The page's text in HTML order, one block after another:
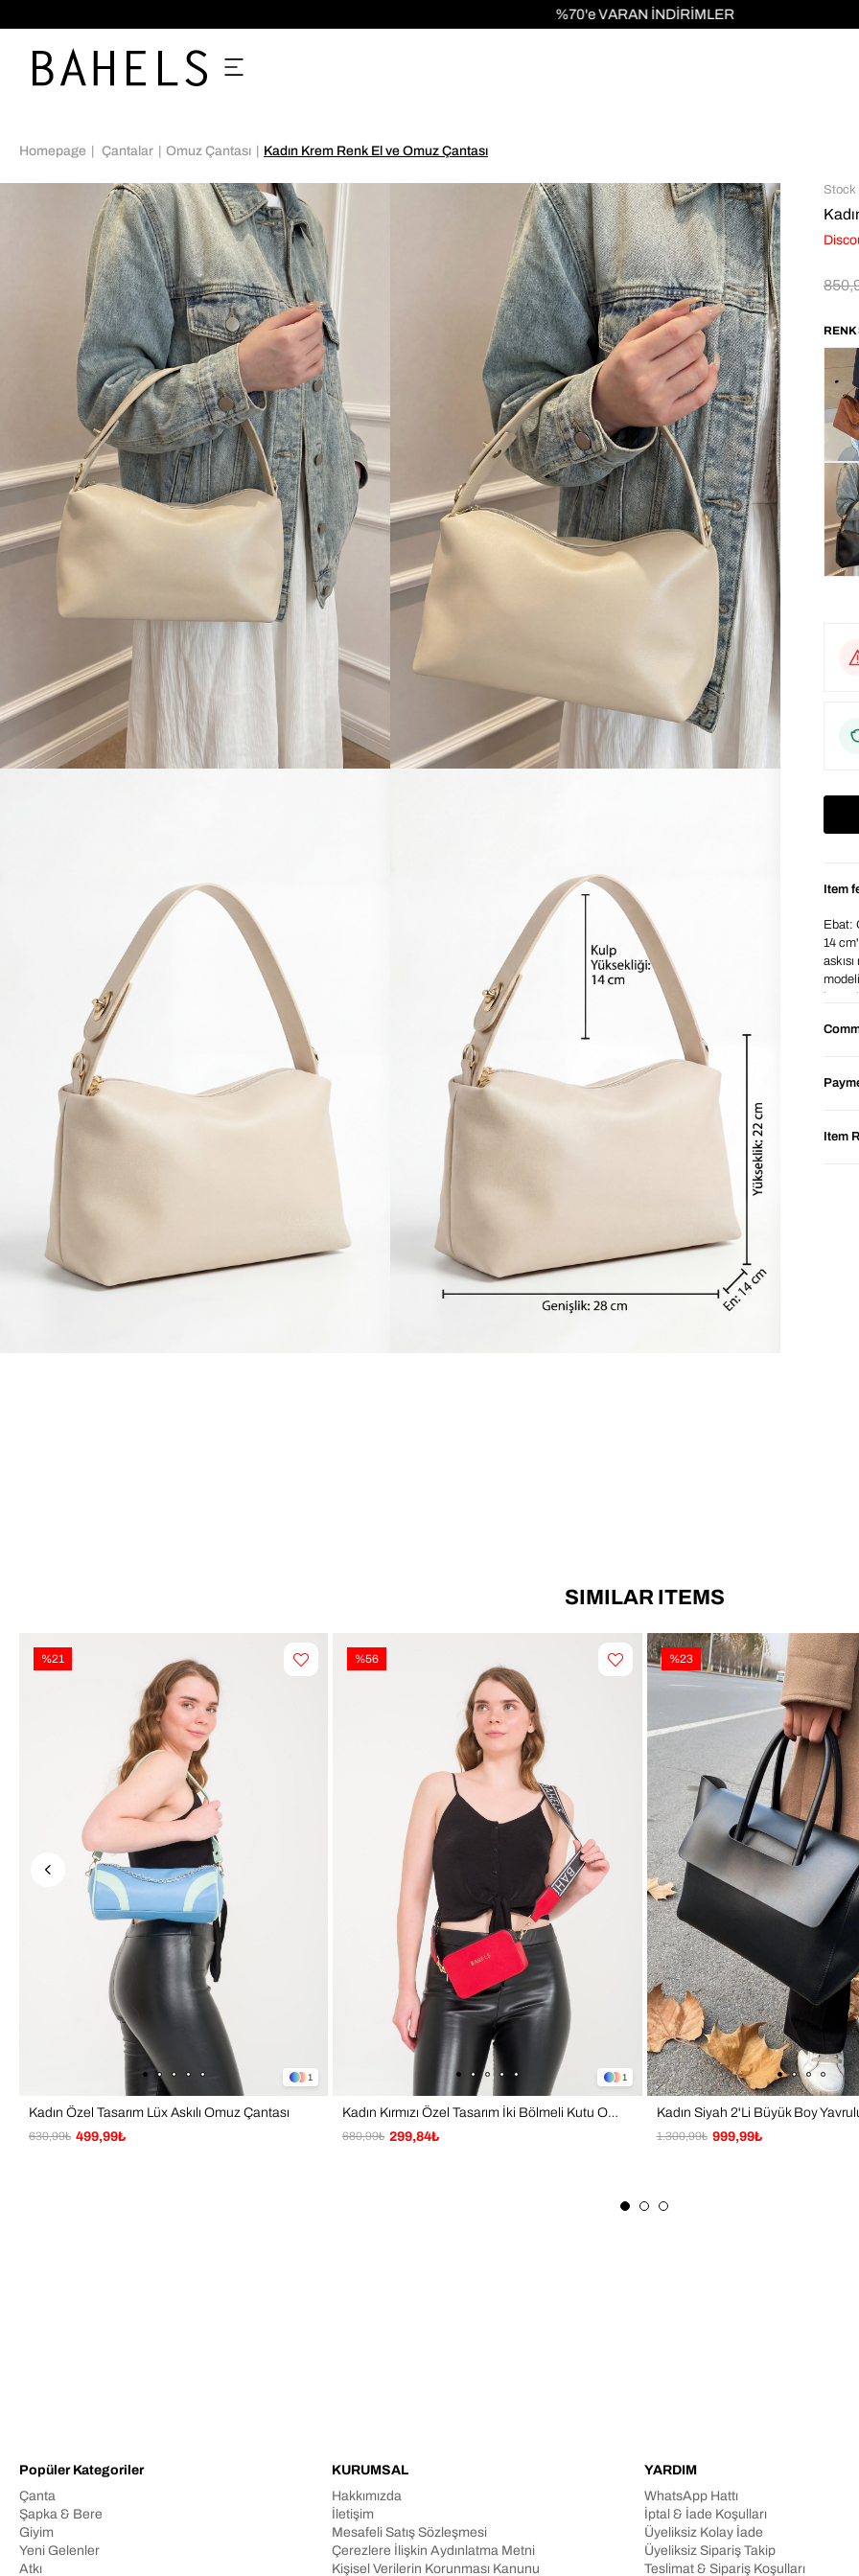
%70'e VARAN İNDİRİMLER
Homepage Çantalar Omuz Çantası Kadın Krem Renk El ve Omuz Çantası
Stock
Item
Ebat:
14
Item
SIMILAR ITEMS
1
Kadın Özel Tasarım Lüx Askılı Omuz Çantası
499,99₺
630,99₺
%21
1
Kadın Kırmızı Özel Tasarım İki Bölmeli Kutu Omuz Çantası
299,84₺
680,99₺
%56
999,99₺
1.300,99₺
%23
Popüler Kategoriler
Çanta
Şapka & Bere
Giyim
Yeni Gelenler
Atkı
KURUMSAL
Hakkımızda
İletişim
Mesafeli Satış Sözleşmesi
Çerezlere İlişkin Aydınlatma Metni
Kişisel Verilerin Korunması Kanunu
YARDIM
WhatsApp Hattı
İptal & İade Koşulları
Üyeliksiz Kolay İade
Üyeliksiz Sipariş Takip
Teslimat & Sipariş Koşulları